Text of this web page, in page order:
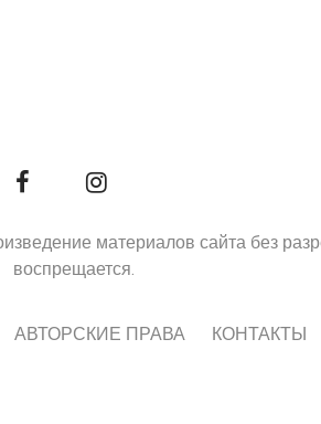
материалов сайта без
воспрещается.
АВТОРСКИЕ ПРАВА КОНТАКТЫ